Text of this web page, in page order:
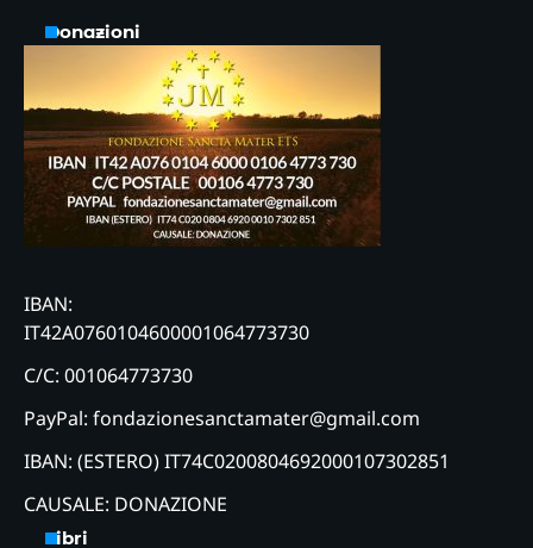
Donazioni
IBAN:
IT42A0760104600001064773730
C/C: 001064773730
PayPal: fondazionesanctamater@gmail.com
IBAN: (ESTERO) IT74C0200804692000107302851
CAUSALE: DONAZIONE
Libri